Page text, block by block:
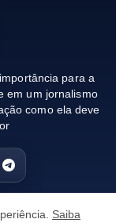
para a
em um jornalismo
como ela deve
Saiba